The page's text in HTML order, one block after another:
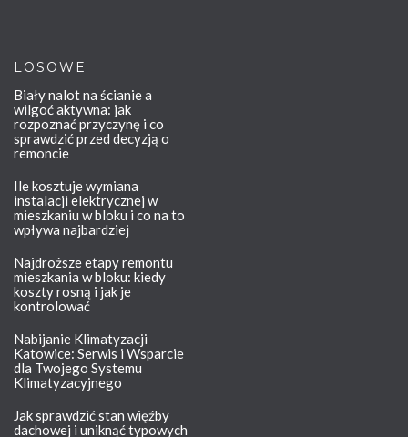
LOSOWE
Biały nalot na ścianie a
wilgoć aktywna: jak
rozpoznać przyczynę i co
sprawdzić przed decyzją o
remoncie
Ile kosztuje wymiana
instalacji elektrycznej w
mieszkaniu w bloku i co na to
wpływa najbardziej
Najdroższe etapy remontu
mieszkania w bloku: kiedy
koszty rosną i jak je
kontrolować
Nabijanie Klimatyzacji
Katowice: Serwis i Wsparcie
dla Twojego Systemu
Klimatyzacyjnego
Jak sprawdzić stan więźby
dachowej i uniknąć typowych